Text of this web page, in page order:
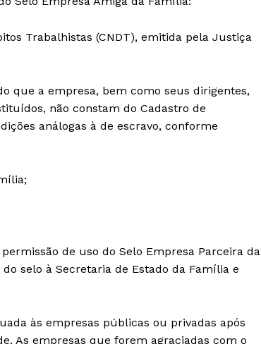
Trabalhistas (CNDT), emitida pela Justiça
que a empresa, bem como seus dirigentes,
não constam do Cadastro de
análogas à de escravo, conforme
de uso do Selo Empresa Parceira da
selo à Secretaria de Estado da Família e
às empresas públicas ou privadas após
As empresas que forem agraciadas com o